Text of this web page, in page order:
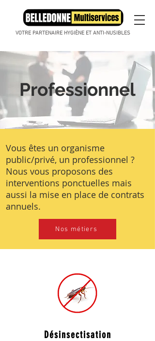
VOTRE PARTENAIRE HYGIÈNE ET ANTI-NUSIBLES
Professionnel
Vous êtes un organisme
public/privé, un professionnel ?
Nous vous proposons des
interventions ponctuelles mais
aussi la mise en place de contrats
annuels.
Nos métiers
Désinsectisation